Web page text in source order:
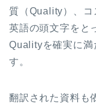
質（Quality）、
英語の頭文字をと
Qualityを確実に満
す。
翻訳された資料も